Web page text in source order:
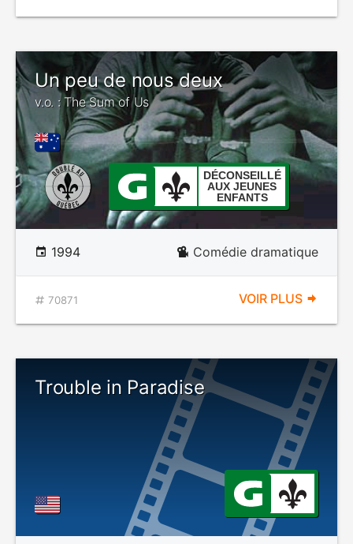
Un peu de nous deux
v.o. : The Sum of Us
DÉCONSEILLÉ
AUX JEUNES
ENFANTS
1994 Comédie dramatique
70871 VOIR PLUS
Trouble in Paradise